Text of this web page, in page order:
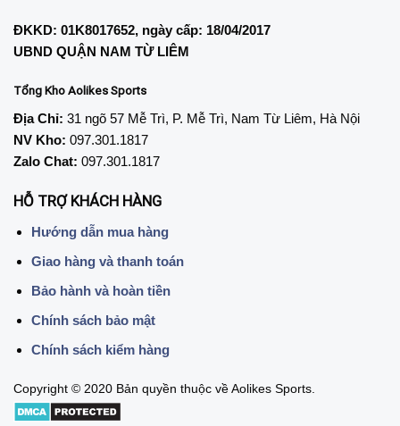
ĐKKD: 01K8017652, ngày cấp: 18/04/2017
UBND QUẬN NAM TỪ LIÊM
Tổng Kho Aolikes Sports
Địa Chỉ: 31 ngõ 57 Mễ Trì, P. Mễ Trì, Nam Từ Liêm, Hà Nội
NV Kho: 097.301.1817
Zalo Chat: 097.301.1817
HỖ TRỢ KHÁCH HÀNG
Hướng dẫn mua hàng
Giao hàng và thanh toán
Bảo hành và hoàn tiền
Chính sách bảo mật
Chính sách kiểm hàng
Copyright © 2020 Bản quyền thuộc về Aolikes Sports.